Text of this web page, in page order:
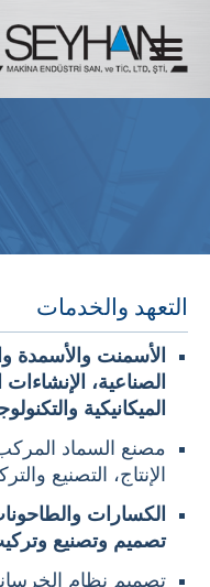
التعهد والخدمات
الأسمنت والأسمدة
الصناعية،
الميكانيكية
مصنع السماد
الإنتاج، التصنيع
الكسارات
تصميم وتصنيع
تصميم نظام